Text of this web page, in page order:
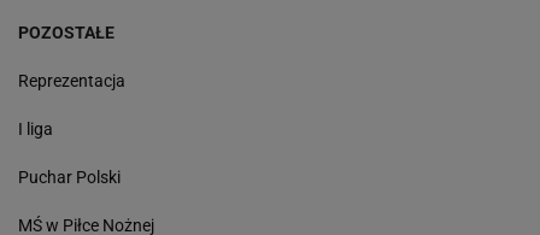
POZOSTAŁE
Reprezentacja
I liga
Puchar Polski
MŚ w Piłce Nożnej